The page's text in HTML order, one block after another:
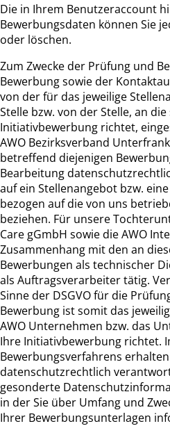
Die in Ihrem Benutzeraccount
Bewerbungsdaten können Sie
oder löschen.
Zum Zwecke der Prüfung und
Bewerbung sowie der
von der für das jeweilige
Stelle bzw. von der Stelle, an
Initiativbewerbung richtet,
AWO Bezirksverband
betreffend diejenigen
Bearbeitung
auf ein Stellenangebot bzw.
bezogen auf die von uns
beziehen. Für unsere
Care gGmbH sowie die AWO
Zusammenhang mit den an
Bewerbungen als technischer
als Auftragsverarbeiter tätig.
Sinne der DSGVO für die
Bewerbung ist somit das
AWO Unternehmen bzw. das
Ihre Initiativbewerbung richtet.
Bewerbungsverfahrens
datenschutzrechtlich
gesonderte
in der Sie über Umfang und
Ihrer Bewerbungsunterlagen